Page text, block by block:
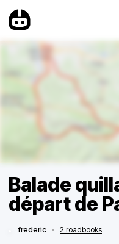
Balade
départ de
frederic • 2 roadbooks